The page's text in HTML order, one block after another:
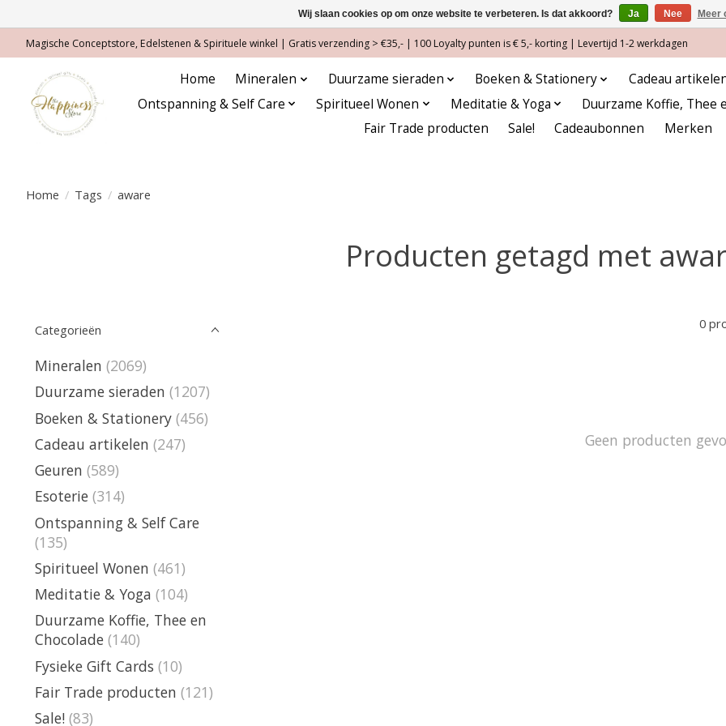
Magische Conceptstore, Edelstenen & Spirituele winkel | Gratis verzending > €35,- | 100 Loyalty punten is € 5,- korting | Levertijd 1-2 werkdagen
Home Mineralen Duurzame sieraden Boeken & Stationery Cadeau
Ontspanning & Self Care
Spiritueel Wonen Meditatie & Yoga Duurzame Koffie, Thee
Fair Trade producten
Sale! Cadeaubonnen Merken
Home / Tags / aware
Producten getagd met
Categorieën
Mineralen (2069)
Duurzame sieraden (1207)
Boeken & Stationery (456)
Cadeau artikelen (247)
Geuren (589)
Esoterie (314)
Ontspanning & Self Care
(135)
Spiritueel Wonen (461)
Meditatie & Yoga (104)
Duurzame Koffie, Thee en
Chocolade (140)
Fysieke Gift Cards (10)
Fair Trade producten (121)
Sale! (83)
0
Geen producten
Wij slaan cookies op om onze website te verbeteren. Is dat akkoord? Ja Nee Meer